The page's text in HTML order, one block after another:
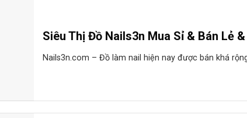
Siêu Thị Đồ Nails3n Mua Sỉ & Bán Lẻ &
Nails3n.com – Đồ làm nail hiện nay được bán khá